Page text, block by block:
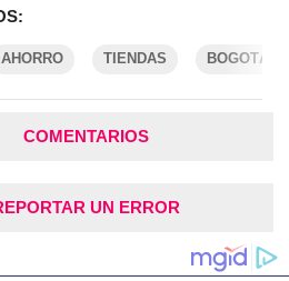
AHORRO TIENDAS BOGOTÁ
COMENTARIOS
UN ERROR